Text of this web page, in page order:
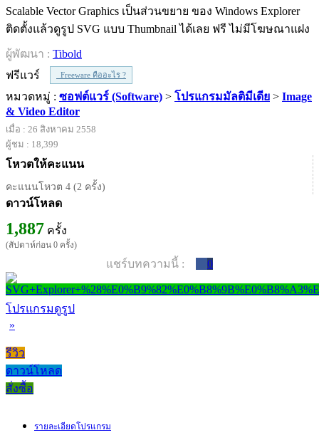
Scalable Vector Graphics เป็นส่วนขยาย ของ Windows Explorer
ติดตั้งแล้วดูรูป SVG แบบ Thumbnail ได้เลย ฟรี ไม่มีโฆษณาแฝง
ผู้พัฒนา : Tibold
ฟรีแวร์
Freeware คืออะไร ?
หมวดหมู่ : ซอฟต์แวร์ (Software) > โปรแกรมมัลติมีเดีย > Image
& Video Editor
เมื่อ : 26 สิงหาคม 2558
ผู้ชม : 18,399
โหวตให้คะแนน
คะแนนโหวต 4 (2 ครั้ง)
ดาวน์โหลด
1,887 ครั้ง
(สัปดาห์ก่อน 0 ครั้ง)
แชร์บทความนี้ : 0
โปรแกรมดูรูป
»
รีวิว
ดาวน์โหลด
สั่งซื้อ
รายละเอียดโปรแกรม